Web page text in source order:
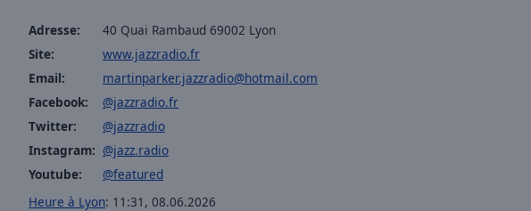
Background
Opacity
Font
Adresse:
40 Quai Rambaud 69002 Lyon
Site:
www.jazzradio.fr
Email:
martinparker.jazzradio@hotmail.com
Facebook:
@jazzradio.fr
Twitter:
@jazzradio
Instagram: @jazz.radio
Youtube:
@featured
Heure à Lyon: 11:31 , 08.06.2026